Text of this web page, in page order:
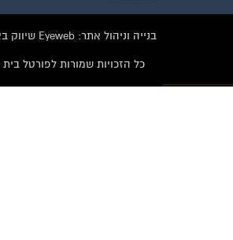
בנייה וניהול אתר: Eyeweb שיווק באינטרנט .
כל הזכויות שמורות לפורטל